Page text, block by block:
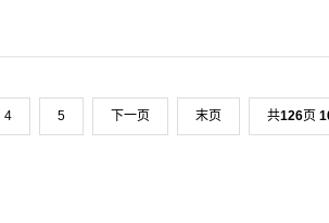
4 5 下一页 末页 共126页